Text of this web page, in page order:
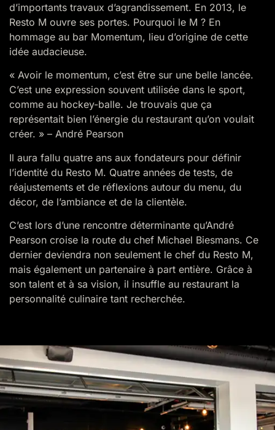
d’importants travaux d’agrandissement. En 2013, le
Resto M ouvre ses portes. Pourquoi le M ? En
hommage au bar Momentum, lieu d’origine de cette
idée audacieuse.
« Avoir le momentum, c’est être sur une belle lancée.
C’est une expression souvent utilisée dans le sport,
comme au hockey-balle. Je trouvais que ça
représentait bien l’énergie du restaurant qu’on voulait
créer. » – André Pearson
Il aura fallu quatre ans aux fondateurs pour définir
l’identité du Resto M. Quatre années de tests, de
réajustements et de réflexions autour du menu, du
décor, de l’ambiance et de la clientèle.
C’est lors d’une rencontre déterminante qu’André
Pearson croise la route du chef Michael Biesmans. Ce
dernier deviendra non seulement le chef du Resto M,
mais également un partenaire à part entière. Grâce à
son talent et à sa vision, il insuffle au restaurant la
personnalité culinaire tant recherchée.